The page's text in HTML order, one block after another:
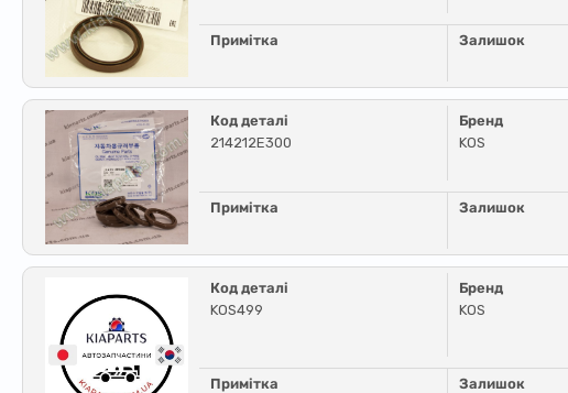
Примітка Залишок
Код деталі
214212E300
Бренд
KOS
Примітка Залишок
Код деталі
KOS499
Бренд
KOS
Примітка Залишок